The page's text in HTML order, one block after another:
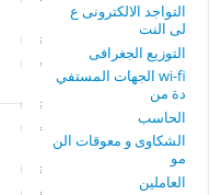
التواجد الالكترونى ع
لى النت
التوزيع الجغرافى
wi-fi الجهات المستفي
دة من
الحاسب
الشكاوى و معوقات الن
مو
العاملين